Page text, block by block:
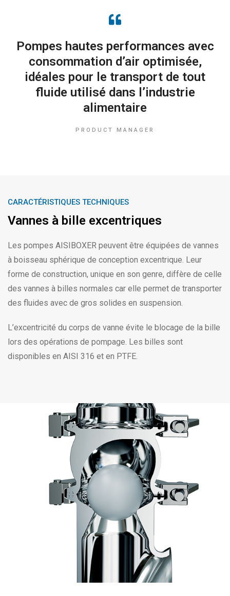
Pompes hautes performances avec
consommation d’air optimisée,
idéales pour le transport de tout
fluide utilisé dans l’industrie
alimentaire
PRODUCT MANAGER
CARACTÉRISTIQUES TECHNIQUES
Vannes à bille excentriques
Les pompes AISIBOXER peuvent être équipées de vannes
à boisseau sphérique de conception excentrique. Leur
forme de construction, unique en son genre, diffère de celle
des vannes à billes normales car elle permet de transporter
des fluides avec de gros solides en suspension.
L’excentricité du corps de vanne évite le blocage de la bille
lors des opérations de pompage. Les billes sont
disponibles en AISI 316 et en PTFE.